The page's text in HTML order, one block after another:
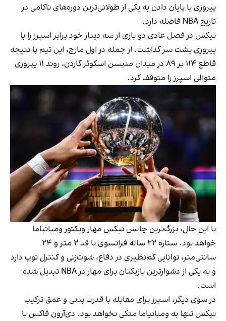
پیروزی با پایان دادن به یکی از طولانی‌ترین دوره‌های ناکامی در
تاریخ NBA فاصله دارد.
نیکس در فصل عادی دو بازی از سه دیدار خود برابر اسپرز را با
پیروزی پشت سر گذاشت. از جمله در اول مارچ، این تیم با نتیجه
قاطع ۱۱۴ بر ۸۹ در میدان مدیسن اسکوئر گاردن، روند ۱۱ پیروزی
متوالی اسپرز را متوقف کرد.
با این حال، بزرگ‌ترین چالش نیکس مهار ویکتور ومبانیاما
خواهد بود. ستاره ۲۲ ساله فرانسوی با قد ۲ متر و ۲۴
سانتی‌متر، توانایی کم‌نظیری در دفاع، شوت‌زنی و کنترل توپ دارد
و به یکی از دشوارترین بازیکنان برای مهار در NBA تبدیل شده
است.
در سوی دیگر، اسپرز برای مقابله با قدرت بدنی و عمق ترکیب
نیکس تنها به ومبانیاما متکی نخواهد بود. دی‌آرون فاکس با